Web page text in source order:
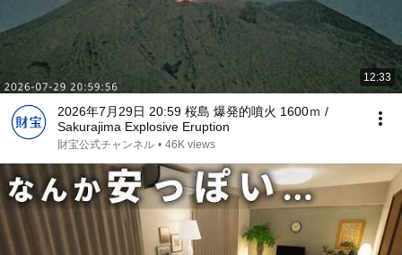
12:33
2026年7月29日 20:59 桜島 爆発的噴火 1600ｍ /
Sakurajima Explosive Eruption
財宝公式チャンネル • 46K views